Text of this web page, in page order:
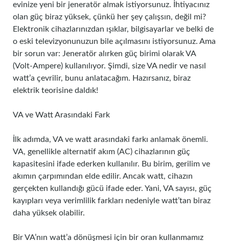
evinize yeni bir jeneratör almak istiyorsunuz. İhtiyacınız
olan güç biraz yüksek, çünkü her şey çalışsın, değil mi?
Elektronik cihazlarınızdan ışıklar, bilgisayarlar ve belki de
o eski televizyonunuzun bile açılmasını istiyorsunuz. Ama
bir sorun var: Jeneratör alırken güç birimi olarak VA
(Volt-Ampere) kullanılıyor. Şimdi, size VA nedir ve nasıl
watt’a çevrilir, bunu anlatacağım. Hazırsanız, biraz
elektrik teorisine daldık!
VA ve Watt Arasındaki Fark
İlk adımda, VA ve watt arasındaki farkı anlamak önemli.
VA, genellikle alternatif akım (AC) cihazlarının güç
kapasitesini ifade ederken kullanılır. Bu birim, gerilim ve
akımın çarpımından elde edilir. Ancak watt, cihazın
gerçekten kullandığı gücü ifade eder. Yani, VA sayısı, güç
kayıpları veya verimlilik farkları nedeniyle watt’tan biraz
daha yüksek olabilir.
Bir VA’nın watt’a dönüşmesi için bir oran kullanmamız